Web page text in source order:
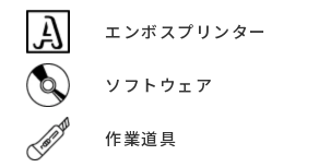
エンボスプリンター
ソフトウェア
作業道具